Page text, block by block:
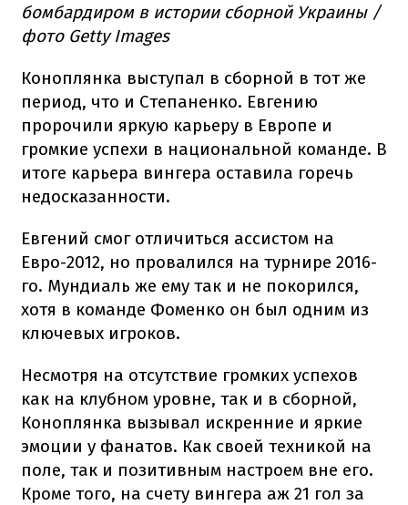
бомбардиром в истории сборной Украины /
фото Getty Images
Коноплянка выступал в сборной в тот же
период, что и Степаненко. Евгению
пророчили яркую карьеру в Европе и
громкие успехи в национальной команде. В
итоге карьера вингера оставила горечь
недосказанности.
Евгений смог отличиться ассистом на
Евро-2012, но провалился на турнире 2016-
го. Мундиаль же ему так и не покорился,
хотя в команде Фоменко он был одним из
ключевых игроков.
Несмотря на отсутствие громких успехов
как на клубном уровне, так и в сборной,
Коноплянка вызывал искренние и яркие
эмоции у фанатов. Как своей техникой на
поле, так и позитивным настроем вне его.
Кроме того, на счету вингера аж 21 гол за